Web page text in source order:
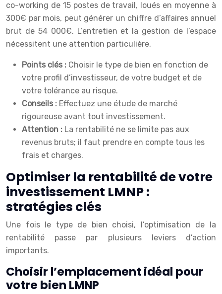
co-working de 15 postes de travail, loués en moyenne à
300€ par mois, peut générer un chiffre d’affaires annuel
brut de 54 000€. L’entretien et la gestion de l’espace
nécessitent une attention particulière.
Points clés : Choisir le type de bien en fonction de
votre profil d’investisseur, de votre budget et de
votre tolérance au risque.
Conseils : Effectuez une étude de marché
rigoureuse avant tout investissement.
Attention : La rentabilité ne se limite pas aux
revenus bruts; il faut prendre en compte tous les
frais et charges.
Optimiser la rentabilité de votre
investissement LMNP :
stratégies clés
Une fois le type de bien choisi, l’optimisation de la
rentabilité passe par plusieurs leviers d’action
importants.
Choisir l’emplacement idéal pour
votre bien LMNP